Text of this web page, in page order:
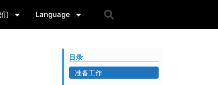
Language
目录
准备工作